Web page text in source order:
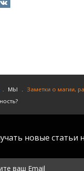
. МЫ . Заметки о магии,
новые статьи